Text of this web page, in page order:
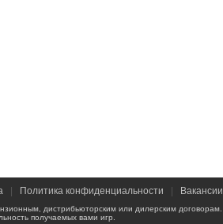
Политика конфиденциальности Вакансии
дистрибьюторским или дилерским договорам.
получаемых вами игр.